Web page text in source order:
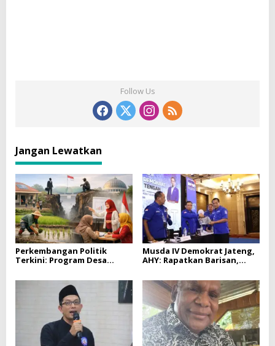
Follow Us
Jangan Lewatkan
Perkembangan Politik
Terkini: Program Desa
Politik, dan Peran
Perempuan di Sleman
Musda IV Demokrat Jateng,
AHY: Rapatkan Barisan,
Kemenangan